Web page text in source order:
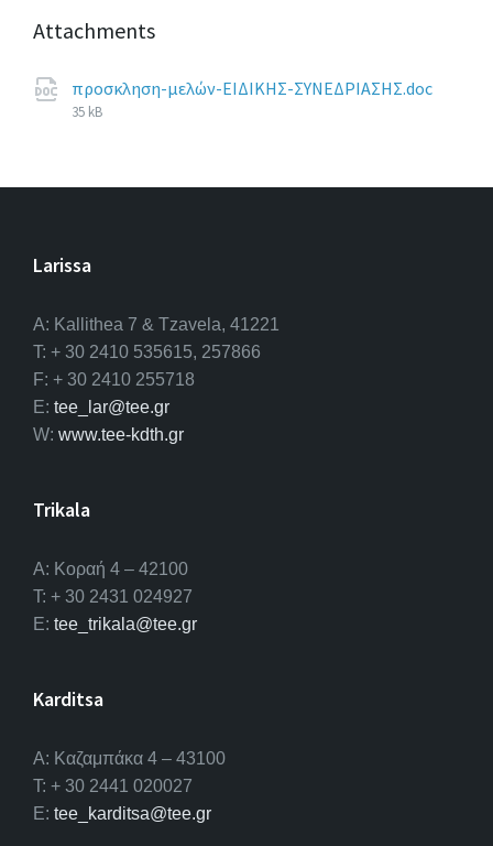
Attachments
προσκληση-μελών-ΕΙΔΙΚΗΣ-ΣΥΝΕΔΡΙΑΣΗΣ.doc
35 kB
Larissa
A: Kallithea 7 & Tzavela, 41221
T: + 30 2410 535615, 257866
F: + 30 2410 255718
E: tee_lar@tee.gr
W: www.tee-kdth.gr
Trikala
Α: Κοραή 4 – 42100
T: + 30 2431 024927
E: tee_trikala@tee.gr
Karditsa
A: Καζαμπάκα 4 – 43100
T: + 30 2441 020027
E: tee_karditsa@tee.gr